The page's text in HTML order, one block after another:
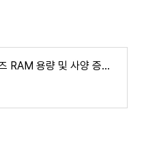
iPhone 15 시리즈 RAM 용량 및 사양 증가에 대한 새로운 정보가 나타났다?